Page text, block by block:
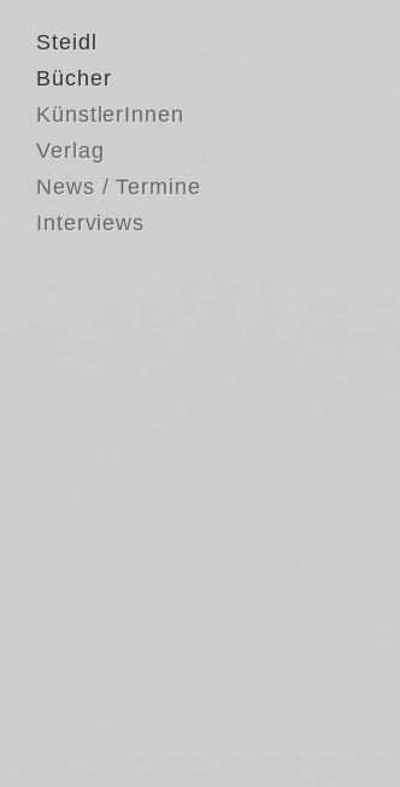
Steidl
Bücher
KünstlerInnen
Verlag
News / Termine
Interviews